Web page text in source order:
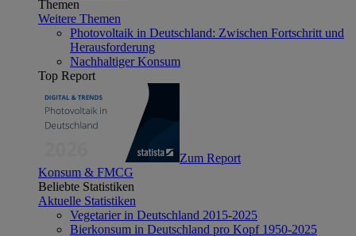
Themen
Weitere Themen
Photovoltaik in Deutschland: Zwischen Fortschritt und
Herausforderung
Nachhaltiger Konsum
Top Report
Zum Report
Konsum & FMCG
Beliebte Statistiken
Aktuelle Statistiken
Vegetarier in Deutschland 2015-2025
Bierkonsum in Deutschland pro Kopf 1950-2025